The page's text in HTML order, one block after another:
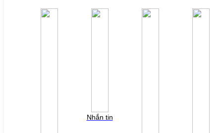
Phụ kiện Servo Sigma 7
HỖ TRỢ KỸ THUẬT
YÊU CẦU BÁO GIÁ
Nhắn tin